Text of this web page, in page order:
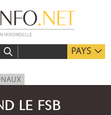
PAYS
LE FSB